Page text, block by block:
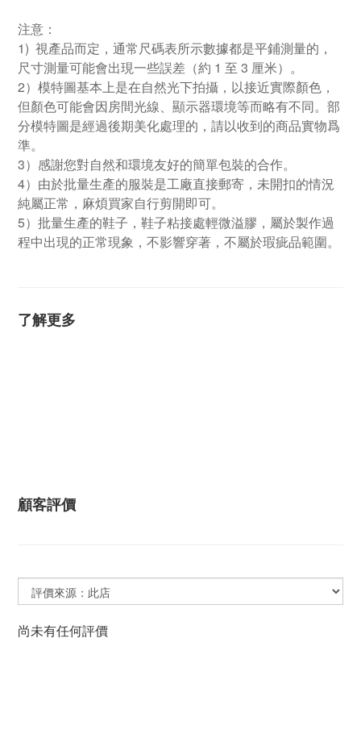
注意：
1) 視產品而定，通常尺碼表所示數據都是平鋪測量的，
尺寸測量可能會出現一些誤差（約 1 至 3 厘米）。
2）模特圖基本上是在自然光下拍攝，以接近實際顏色，
但顏色可能會因房間光線、顯示器環境等而略有不同。部
分模特圖是經過後期美化處理的，請以收到的商品實物爲
準。
3）感謝您對自然和環境友好的簡單包裝的合作。
4）由於批量生產的服裝是工廠直接郵寄，未開扣的情況
純屬正常，麻煩買家自行剪開即可。
5）批量生產的鞋子，鞋子粘接處輕微溢膠，屬於製作過
程中出現的正常現象，不影響穿著，不屬於瑕疵品範圍。
了解更多
顧客評價
尚未有任何評價